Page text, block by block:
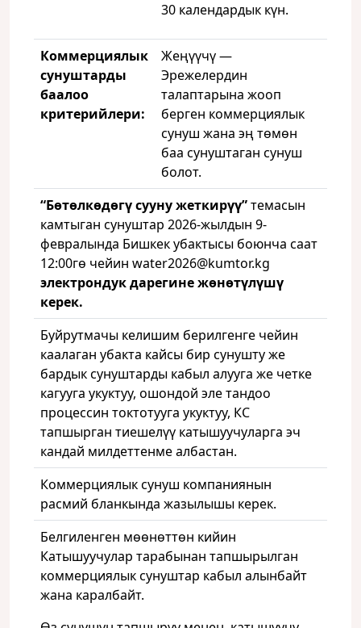
30 календардык күн.
Коммерциялык
сунуштарды
баалоо
критерийлери:
Жеңүүчү —
Эрежелердин
талаптарына жооп
берген коммерциялык
сунуш жана эң төмөн
баа сунуштаган сунуш
болот.
“Бөтөлкөдөгүсуунужеткирүү”темасын
камтыган сунуштар 2026-жылдын 9-
февралында Бишкек убактысы боюнча саат
12:00гө чейин water2026@kumtor.kg
электрондукдарегинежөнөтүлүшү
керек.
Буйрутмачы келишим берилгенге чейин
каалаган убакта кайсы бир сунушту же
бардык сунуштарды кабыл алууга же четке
кагууга укуктуу, ошондой эле тандоо
процессин токтотууга укуктуу, КС
тапшырган тиешелүү катышуучуларга эч
кандай милдеттенме албастан.
Коммерциялык сунуш компаниянын
расмий бланкында жазылышы керек.
Белгиленген мөөнөттөн кийин
Катышуучулар тарабынан тапшырылган
коммерциялык сунуштар кабыл алынбайт
жана каралбайт.